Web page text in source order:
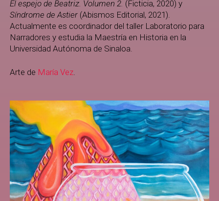
El espejo de Beatriz. Volumen 2. (Ficticia, 2020) y
Síndrome de Astier (Abismos Editorial, 2021).
Actualmente es coordinador del taller Laboratorio para
Narradores y estudia la Maestría en Historia en la
Universidad Autónoma de Sinaloa.
Arte de María Vez.